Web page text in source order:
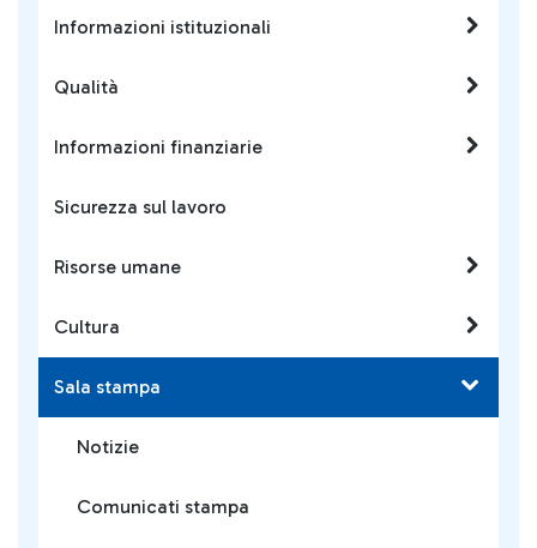
Informazioni istituzionali
Qualità
Informazioni finanziarie
Sicurezza sul lavoro
Risorse umane
Cultura
Sala stampa
Notizie
Comunicati stampa